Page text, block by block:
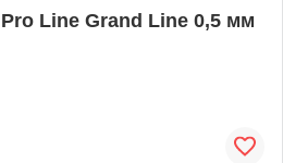
Line Grand Line 0,5 мм